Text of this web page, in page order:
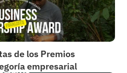
de los Premios
empresarial